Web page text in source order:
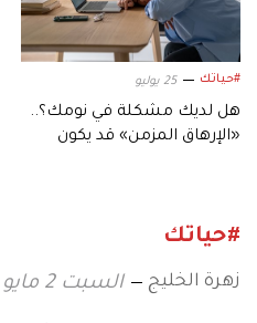
#حياتك 25 يوليو
هل لديك مشكلة في نومك؟..
«الإرهاق المزمن» قد يكون
#حياتك
زهرة الخليج السبت 2 مايو 11:45